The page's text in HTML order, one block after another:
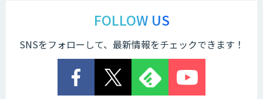
AI 受託開発・導入支援
FOLLOW US
SNSをフォローして、最新情報をチェックできます！